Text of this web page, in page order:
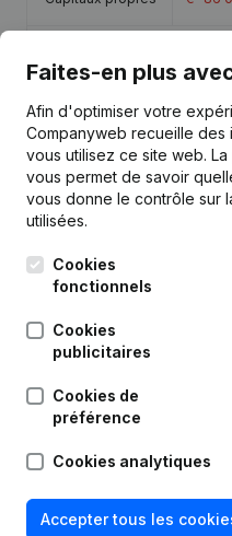
Publicationsde AD
12-10-2017
18-12-2015
Faites-en plus
Afin d'optimiser votre
Companyweb recueille des
vous utilisez ce site web.
vous permet de savoir
vous donne le contrôle sur
utilisées.
Cookies
fonctionnels
Cookies
publicitaires
Cookies de
préférence
Cookies analytiques
Accepter tous les